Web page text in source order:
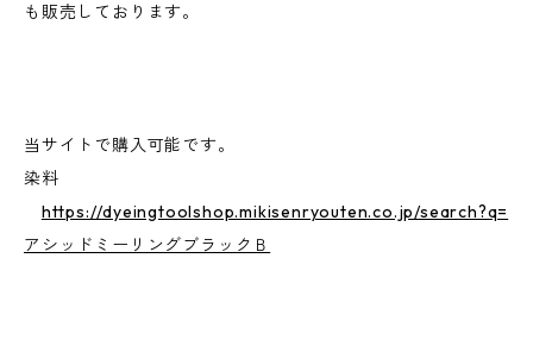
も販売しております。
当サイトで購入可能です。
染料
https://dyeingtoolshop.mikisenryouten.co.jp/search?q=
アシッドミーリングブラックＢ